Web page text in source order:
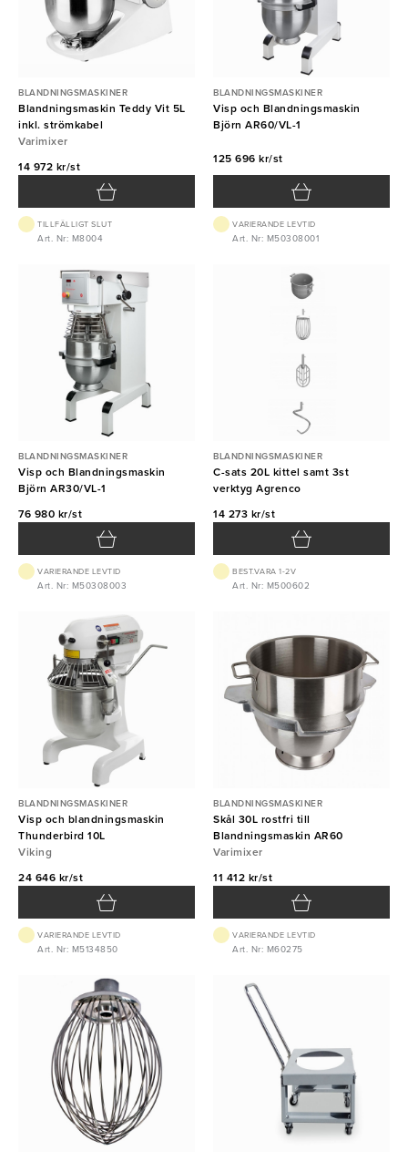
BLANDNINGSMASKINER
Blandningsmaskin Teddy Vit 5L
inkl. strömkabel
Varimixer
14 972 kr/st
TILLFÄLLIGT SLUT
Art. Nr: M8004
BLANDNINGSMASKINER
Visp och Blandningsmaskin
Björn AR60/VL-1
125 696 kr/st
VARIERANDE LEVTID
Art. Nr: M50308001
BLANDNINGSMASKINER
Visp och Blandningsmaskin
Björn AR30/VL-1
76 980 kr/st
VARIERANDE LEVTID
Art. Nr: M50308003
BLANDNINGSMASKINER
C-sats 20L kittel samt 3st
verktyg Agrenco
14 273 kr/st
BEST.VARA 1-2V
Art. Nr: M500602
BLANDNINGSMASKINER
Visp och blandningsmaskin
Thunderbird 10L
Viking
24 646 kr/st
VARIERANDE LEVTID
Art. Nr: M5134850
BLANDNINGSMASKINER
Skål 30L rostfri till
Blandningsmaskin AR60
Varimixer
11 412 kr/st
VARIERANDE LEVTID
Art. Nr: M60275